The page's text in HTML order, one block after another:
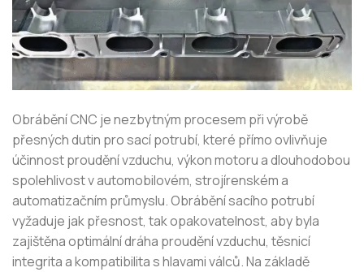
Obrábění CNC je nezbytným procesem při výrobě
přesných dutin pro sací potrubí, které přímo ovlivňuje
účinnost proudění vzduchu, výkon motoru a dlouhodobou
spolehlivost v automobilovém, strojírenském a
automatizačním průmyslu. Obrábění sacího potrubí
vyžaduje jak přesnost, tak opakovatelnost, aby byla
zajištěna optimální dráha proudění vzduchu, těsnicí
integrita a kompatibilita s hlavami válců. Na základě